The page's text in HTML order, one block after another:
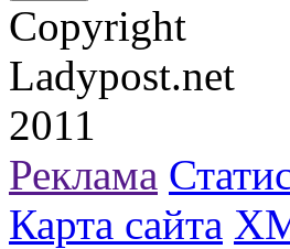
Copyright
Ladypost.net
2011
Реклама
Карта сайта